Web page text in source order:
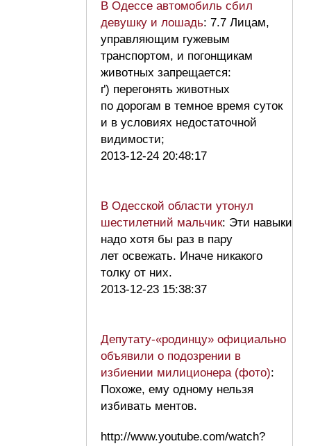
В Одессе автомобиль сбил
девушку и лошадь: 7.7 Лицам,
управляющим гужевым
транспортом, и погонщикам
животных запрещается:
ґ) перегонять животных
по дорогам в темное время суток
и в условиях недостаточной
видимости;
2013-12-24 20:48:17
В Одесской области утонул
шестилетний мальчик: Эти навыки
надо хотя бы раз в пару
лет освежать. Иначе никакого
толку от них.
2013-12-23 15:38:37
Депутату-«родинцу» официально
объявили о подозрении в
избиении милиционера (фото):
Похоже, ему одному нельзя
избивать ментов.
http://www.youtube.com/watch?